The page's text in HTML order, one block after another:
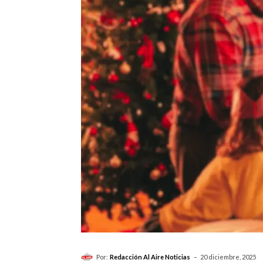
Por: Redacción Al Aire Noticias - 20 diciembre, 2025